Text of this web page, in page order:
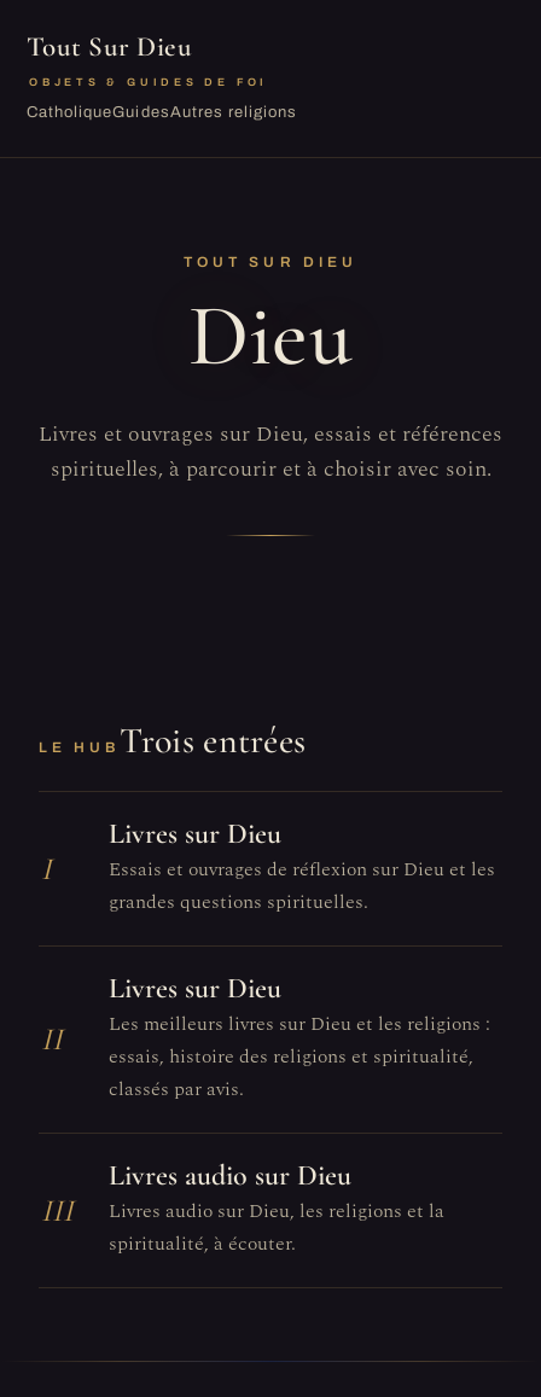
Tout Sur Dieu
OBJETS & GUIDES DE FOI
CatholiqueGuidesAutres religions
TOUT SUR DIEU
Dieu
Livres et ouvrages sur Dieu, essais et références
spirituelles, à parcourir et à choisir avec soin.
LE HUB Trois entrées
I
Livres sur Dieu
Essais et ouvrages de réflexion sur Dieu et les
grandes questions spirituelles.
II
Livres sur Dieu
Les meilleurs livres sur Dieu et les religions :
essais, histoire des religions et spiritualité,
classés par avis.
III
Livres audio sur Dieu
Livres audio sur Dieu, les religions et la
spiritualité, à écouter.